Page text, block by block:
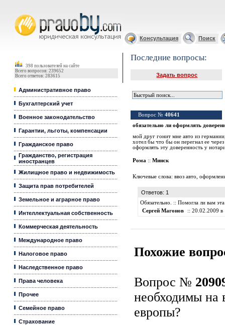
Консультация Поиск
398 пользователей на сайте
Всего вопросов: 239652
Всего ответов: 283615
Административное право
Бухгалтерский учет
Военное законодательство
Гарантии, льготы, компенсации
Гражданское право
Гражданство, регистрация
иностранцев
Жилищное право и недвижимость
Защита прав потребителей
Земельное и аграрное право
Интеллектуальная собственность
Коммерческая деятельность
Международное право
Налоговое право
Наследственное право
Права человека
Прочее
Семейное право
Страхование
Последние вопросы:
Задать вопрос
Вопрос № 40641
обязательно ли оформлять
мой друг гонит мне авто из
хотел бы что бы он перегнал ее
оформлять эту доверенность у
Рома :: Минск
Ключевые слова: ввоз авто
Ответов: 1
Обязательно. :: Помогла ли вам
Сергей Магонов
:: 20.02.2009
Похожие
Вопрос №
необходимы на
европы?